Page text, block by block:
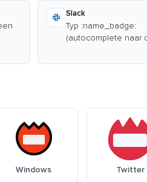
Slack
Typ :name_badge:
(autocomplete naar
Windows Twitter